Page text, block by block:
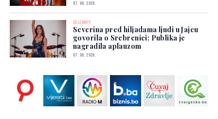
07. 08. 2026.
CELEBRITY
Severina pred hiljadama ljudi u Jajcu
govorila o Srebrenici: Publika je
nagradila aplauzom
07. 08. 2026.